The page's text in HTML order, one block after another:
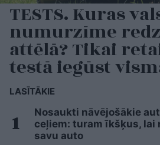
TESTS. Kuras
numurzīme
attēlā? Tikai
testā iegūst
LASĪTĀKIE
Nosaukti nāvējošākie
ceļiem: turam īkšķus, lai
savu auto